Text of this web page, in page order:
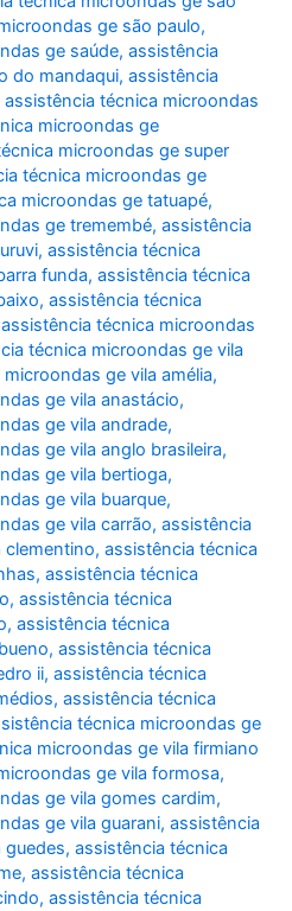
ge são paulo,
ge saúde,assistência
do mandaqui,assistência
assistência técnica microondas
microondas ge
microondas ge super
técnica microondas ge
microondas ge tatuapé,
ge tremembé,assistência
,assistência técnica
funda,assistência técnica
,assistência técnica
assistência técnica microondas
técnica microondas ge vila
ge vila amélia,
ge vila anastácio,
ge vila andrade,
ge vila anglo brasileira,
ge vila bertioga,
ge vila buarque,
ge vila carrão,assistência
clementino,assistência técnica
,assistência técnica
,assistência técnica
,assistência técnica
,assistência técnica
ii,assistência técnica
,assistência técnica
técnica microondas ge
microondas ge vila firmiano
ge vila formosa,
ge vila gomes cardim,
ge vila guarani,assistência
guedes,assistência técnica
,assistência técnica
,assistência técnica